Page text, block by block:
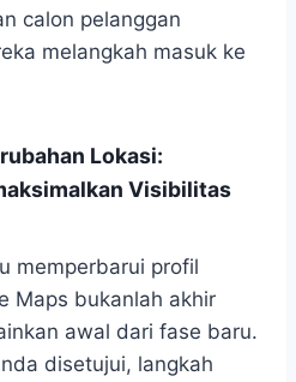
calon pelanggan
melangkah masuk ke
Lokasi:
Visibilitas
memperbarui profil
Maps bukanlah akhir
awal dari fase baru.
disetujui, langkah